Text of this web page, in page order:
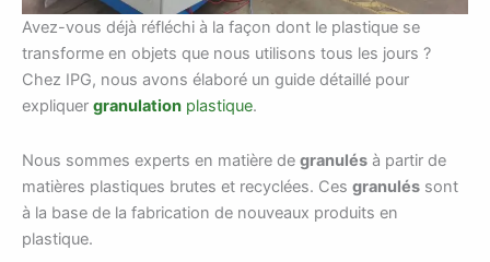
Avez-vous déjà réfléchi à la façon dont le plastique se
transforme en objets que nous utilisons tous les jours ?
Chez IPG, nous avons élaboré un guide détaillé pour
expliquer granulation plastique.
Nous sommes experts en matière de granulés à partir de
matières plastiques brutes et recyclées. Ces granulés sont
à la base de la fabrication de nouveaux produits en
plastique.